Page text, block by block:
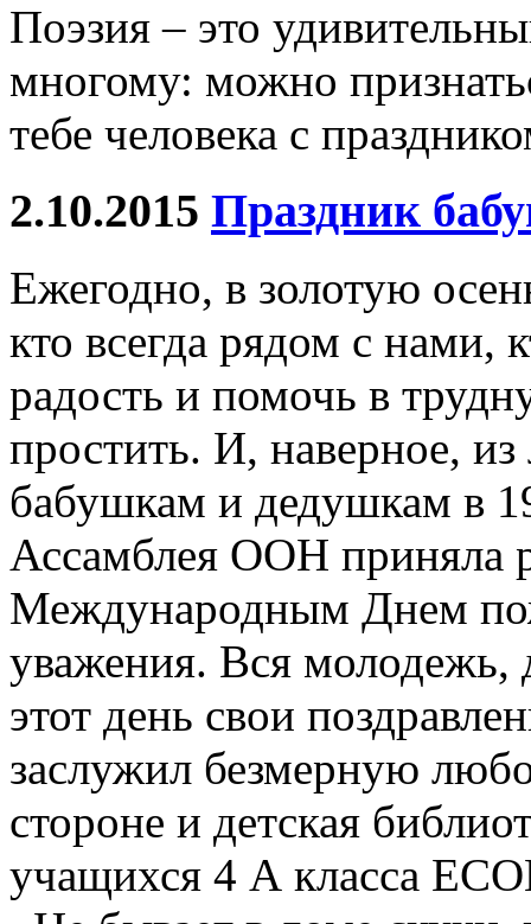
Поэзия – это
многому: можно
тебе человека с
2.10.2015 Праздник
Ежегодно, в золотую
кто всегда рядом с нами,
радость и помочь в
простить. И, наверное,
бабушкам и дедушкам в
Ассамблея ООН приняла
Международным Днем
уважения. Вся
этот день свои
заслужил безмерную
стороне и детская
учащихся 4 А класса